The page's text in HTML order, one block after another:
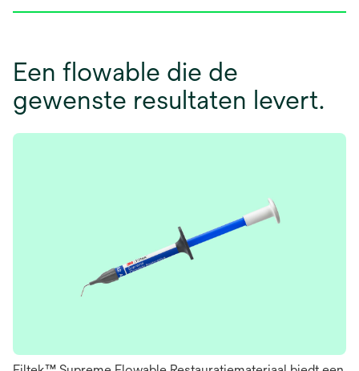
Een flowable die de
gewenste resultaten levert.